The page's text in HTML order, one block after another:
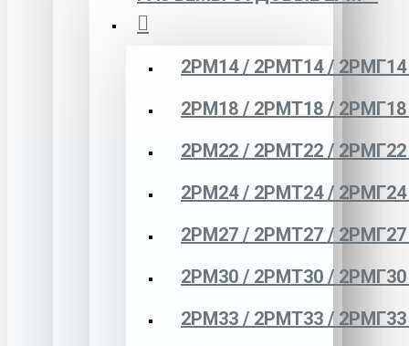
2РМ14 / 2РМТ14 /
2РМ18 / 2РМТ18 /
2РМ22 / 2РМТ22 /
2РМ24 / 2РМТ24 /
2РМ27 / 2РМТ27 /
2РМ30 / 2РМТ30 /
2РМ33 / 2РМТ33 /